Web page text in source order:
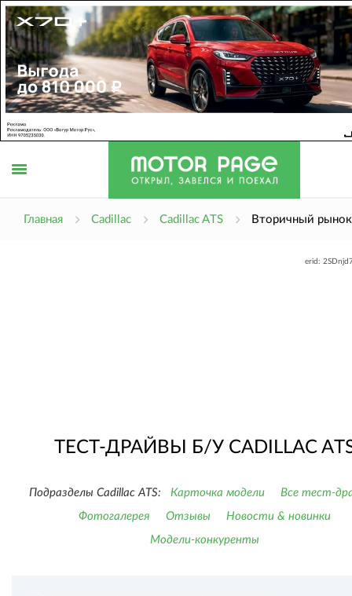
Главная Cadillac Cadillac ATS Вторичный рынок
erid:
ТЕСТ-ДРАЙВЫ Б/У CADILLAC
Подразделы Cadillac ATS: Карточка модели
Все тест-
Фотогалерея
Отзывы
Новости & новинки
Модели-конкуренты